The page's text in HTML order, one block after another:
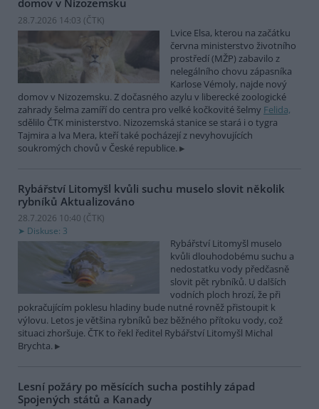
domov v Nizozemsku
28.7.2026 14:03 (ČTK)
Lvice Elsa, kterou na začátku
června ministerstvo životního
prostředí (MŽP) zabavilo z
nelegálního chovu zápasníka
Karlose Vémoly, najde nový
domov v Nizozemsku. Z dočasného azylu v liberecké zoologické
zahrady šelma zamíří do centra pro velké kočkovité šelmy Felida,
sdělilo ČTK ministerstvo. Nizozemská stanice se stará i o tygra
Tajmira a lva Mera, kteří také pocházejí z nevyhovujících
soukromých chovů v České republice.
Rybářství Litomyšl kvůli suchu muselo slovit několik
rybníků Aktualizováno
28.7.2026 10:40 (ČTK)
Diskuse: 3
Rybářství Litomyšl muselo
kvůli dlouhodobému suchu a
nedostatku vody předčasně
slovit pět rybníků. U dalších
vodních ploch hrozí, že při
pokračujícím poklesu hladiny bude nutné rovněž přistoupit k
výlovu. Letos je většina rybníků bez běžného přítoku vody, což
situaci zhoršuje. ČTK to řekl ředitel Rybářství Litomyšl Michal
Brychta.
Lesní požáry po měsících sucha postihly západ
Spojených států a Kanady